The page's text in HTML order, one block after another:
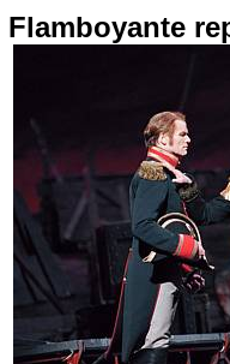
Flamboyante